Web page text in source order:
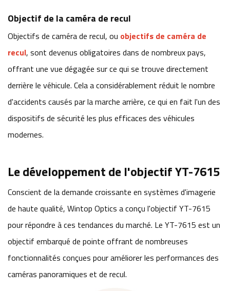
Objectif de la caméra de recul
Objectifs de caméra de recul, ou objectifs de caméra de
recul, sont devenus obligatoires dans de nombreux pays,
offrant une vue dégagée sur ce qui se trouve directement
derrière le véhicule. Cela a considérablement réduit le nombre
d'accidents causés par la marche arrière, ce qui en fait l'un des
dispositifs de sécurité les plus efficaces des véhicules
modernes.
Le développement de l'objectif YT-7615
Conscient de la demande croissante en systèmes d'imagerie
de haute qualité, Wintop Optics a conçu l'objectif YT-7615
pour répondre à ces tendances du marché. Le YT-7615 est un
objectif embarqué de pointe offrant de nombreuses
fonctionnalités conçues pour améliorer les performances des
caméras panoramiques et de recul.